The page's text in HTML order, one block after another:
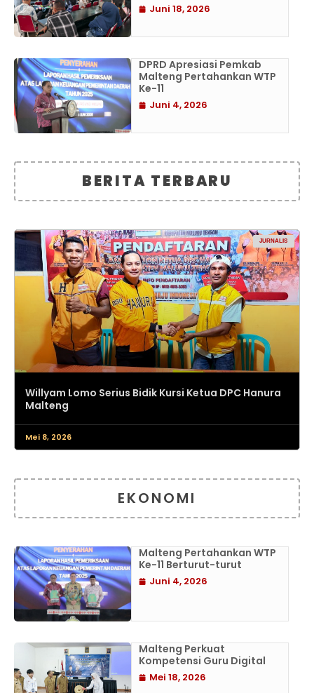
Juni 18, 2026
DPRD Apresiasi Pemkab
Malteng Pertahankan WTP
Ke-11
Juni 4, 2026
BERITA TERBARU
JURNALIS
Willyam Lomo Serius Bidik Kursi Ketua DPC Hanura
Malteng
Mei 8, 2026
EKONOMI
Malteng Pertahankan WTP
Ke-11 Berturut-turut
Juni 4, 2026
Malteng Perkuat
Kompetensi Guru Digital
Mei 18, 2026